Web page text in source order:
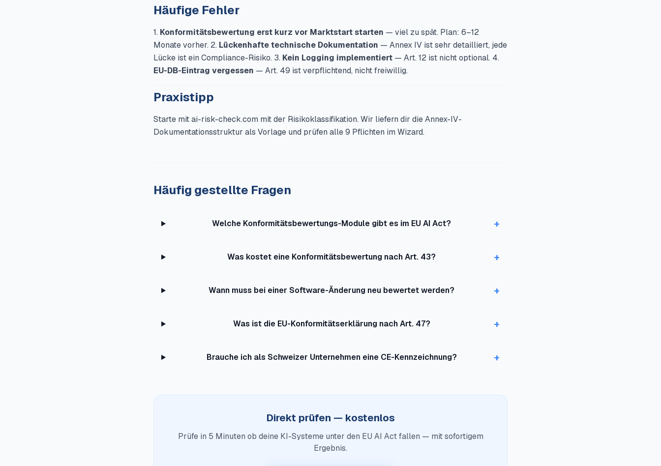
Häufige Fehler
1. Konformitätsbewertung erst kurz vor Marktstart starten — viel zu spät. Plan: 6–12
Monate vorher. 2. Lückenhafte technische Dokumentation — Annex IV ist sehr detailliert, jede
Lücke ist ein Compliance-Risiko. 3. Kein Logging implementiert — Art. 12 ist nicht optional. 4.
EU-DB-Eintrag vergessen — Art. 49 ist verpflichtend, nicht freiwillig.
Praxistipp
Starte mit ai-risk-check.com mit der Risikoklassifikation. Wir liefern dir die Annex-IV-
Dokumentationsstruktur als Vorlage und prüfen alle 9 Pflichten im Wizard.
Häufig gestellte Fragen
Welche Konformitätsbewertungs-Module gibt es im EU AI Act? +
Was kostet eine Konformitätsbewertung nach Art. 43? +
Wann muss bei einer Software-Änderung neu bewertet werden? +
Was ist die EU-Konformitätserklärung nach Art. 47? +
Brauche ich als Schweizer Unternehmen eine CE-Kennzeichnung? +
Direkt prüfen — kostenlos
Prüfe in 5 Minuten ob deine KI-Systeme unter den EU AI Act fallen — mit sofortigem
Ergebnis.